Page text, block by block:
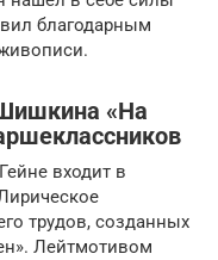
благодарным
«На
входит в
трудов, созданных
Лейтмотивом